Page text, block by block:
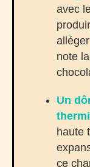
avec
note
Un
haute
ce